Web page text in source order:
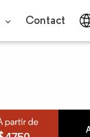
Contact